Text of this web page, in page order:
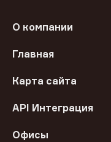
О компании
Главная
Карта сайта
API Интеграция
Офисы